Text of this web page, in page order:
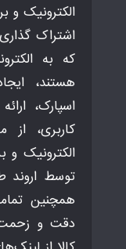
الکترونیک و
اشتراک
که به
هستند،
اسپارک،
کاربری، از
الکترونیک
توسط اروند
همچنین
دقت و زحمت